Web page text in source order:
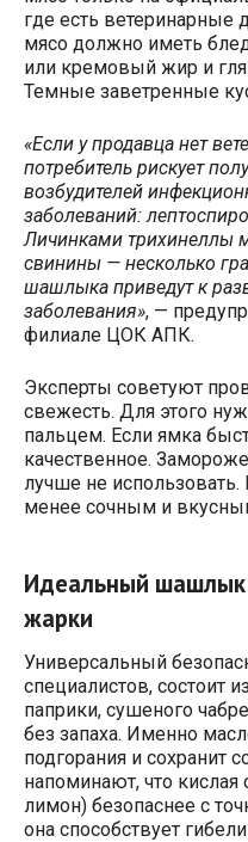
где есть ветеринарные
мясо должно иметь
или кремовый жир и
Темные заветренные
«Если у продавца нет
потребитель рискует
возбудителей
заболеваний:
Личинками трихинеллы
свинины — несколько
шашлыка приведут к
заболевания», —
филиале ЦОК АПК.
Эксперты советуют
свежесть. Для этого
пальцем. Если ямка
качественное.
лучше не
менее сочным и
Идеальный
жарки
Универсальный
специалистов, состоит
паприки, сушеного
без запаха. Именно
подгорания и сохранит
напоминают, что кислая
лимон) безопаснее с
она способствует